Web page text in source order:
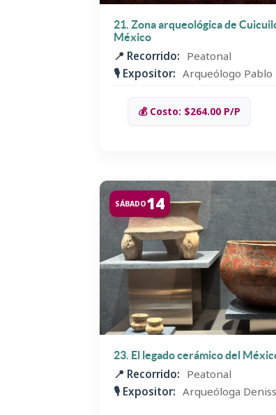
21. Zona arqueológica de
México
📍 Recorrido: Peatonal
🎙️ Expositor: Arqueólogo
💰 Costo: $264.00 P/P
SÁBADO14
23. El legado cerámico del
📍 Recorrido: Peatonal
🎙️ Expositor: Arqueóloga